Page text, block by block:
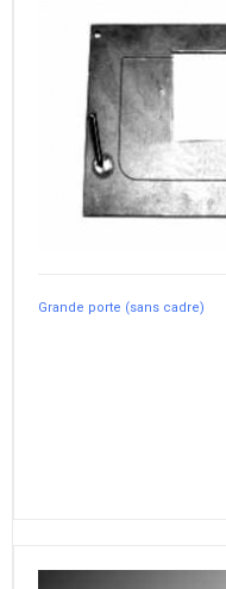
Grande porte (sans cadre)